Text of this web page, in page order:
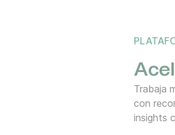
Trabaja
con
insights